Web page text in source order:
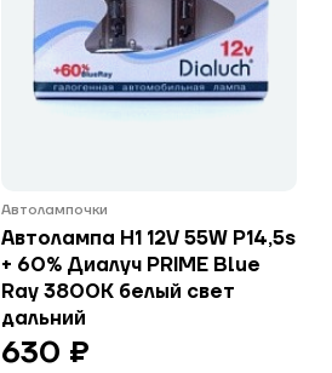
Автолампочки
Автолампа H1 12V 55W P14,5s
+ 60% Диалуч PRIME Blue
Ray 3800K белый свет
дальний
630 ₽